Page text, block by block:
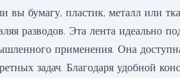
вы бумагу, пластик, металл или
разводов. Эта лента идеально
применения. Она
задач. Благодаря удобной